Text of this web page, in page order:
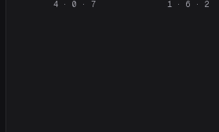
4· 0 · 7 1· 6 · 2